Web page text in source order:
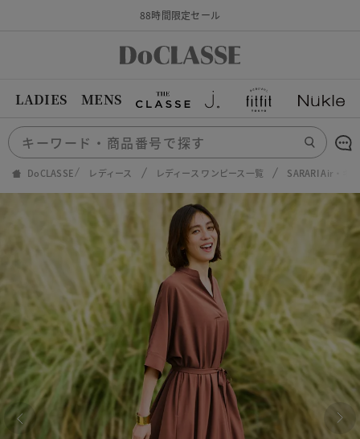
88時間限定セール
LADIES MENS
DoCLASSE レディース レディース ワンピース一覧 SARARI Air・キ